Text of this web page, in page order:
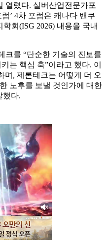
열렸다. 실버산업전문가포
’ 4차 포럼은 캐나다 밴쿠
회(ISG 2026) 내용을 국내
크를 “단순한 기술의 진보를
는 핵심 축”이라고 했다. 이
며, 제론테크는 어떻게 더 오
노후를 보낼 것인가에 대한
했다.